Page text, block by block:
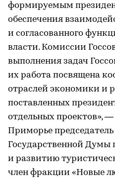
формируемым
обеспечения
и согласованного
власти. Комиссии
выполнения задач
их работа посвящена
отраслей экономики и
поставленных
отдельных проектов»,
Приморье
Государственной Думы
и развитию
член фракции «Новые